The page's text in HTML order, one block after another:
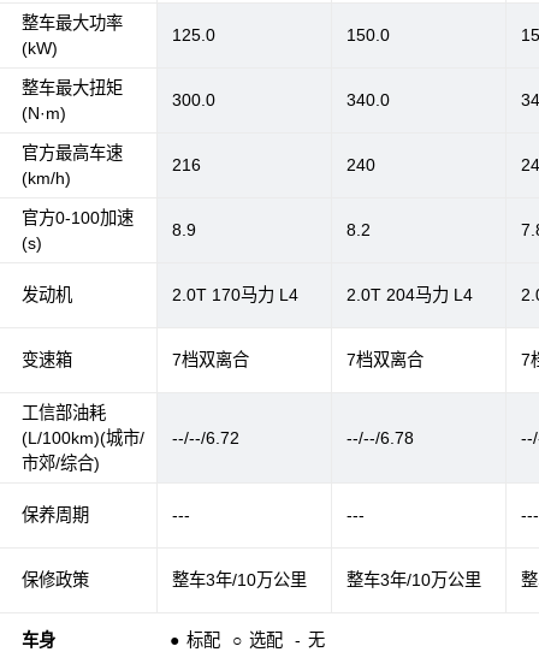
整车最大功率
(kW)
整车最大扭矩
(N·m)
官方最高车速
(km/h)
官方0-100加速
(s)
发动机
变速箱
工信部油耗
(L/100km)(城市/
市郊/综合)
保养周期
保修政策
车身 ● 标配 ○ 选配 - 无
125.0 150.0
300.0 340.0
216 240
8.9 8.2
2.0T 170马力 L4 2.0T 204马力 L4
7档双离合 7档双离合 7
--/--/6.72 --/--/6.78
--- --- ---
整车3年/10万公里 整车3年/10万公里